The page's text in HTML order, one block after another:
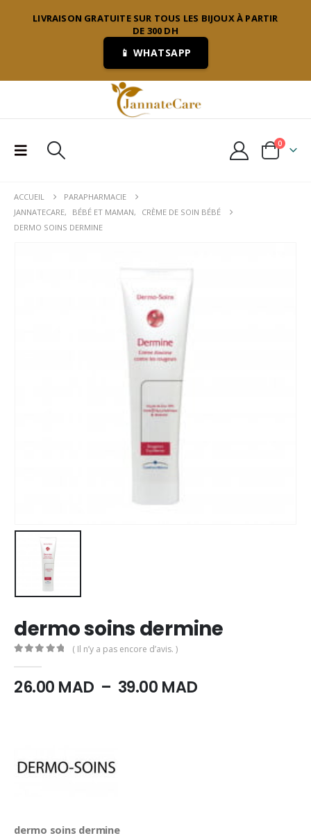
LIVRAISON GRATUITE SUR TOUS LES BIJOUX À PARTIR
DE 300 DH
📱 WHATSAPP
0
ACCUEIL
PARAPHARMACIE
JANNATECARE, BÉBÉ ET MAMAN,
CRÈME DE SOIN BÉBÉ
DERMO SOINS DERMINE
dermo soins dermine
( Il n’y a pas encore d’avis. )
26.00 MAD – 39.00 MADPlage
dermo soins dermine